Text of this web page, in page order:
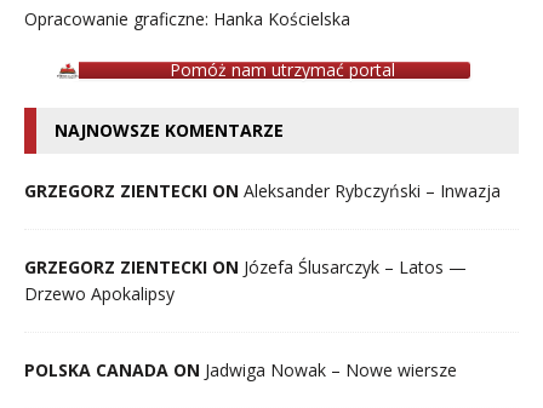
Opracowanie graficzne: Hanka Kościelska
Pomóż nam utrzymać portal
NAJNOWSZE KOMENTARZE
GRZEGORZ ZIENTECKI ON Aleksander Rybczyński – Inwazja
GRZEGORZ ZIENTECKI ON Józefa Ślusarczyk – Latos —
Drzewo Apokalipsy
POLSKA CANADA ON Jadwiga Nowak – Nowe wiersze